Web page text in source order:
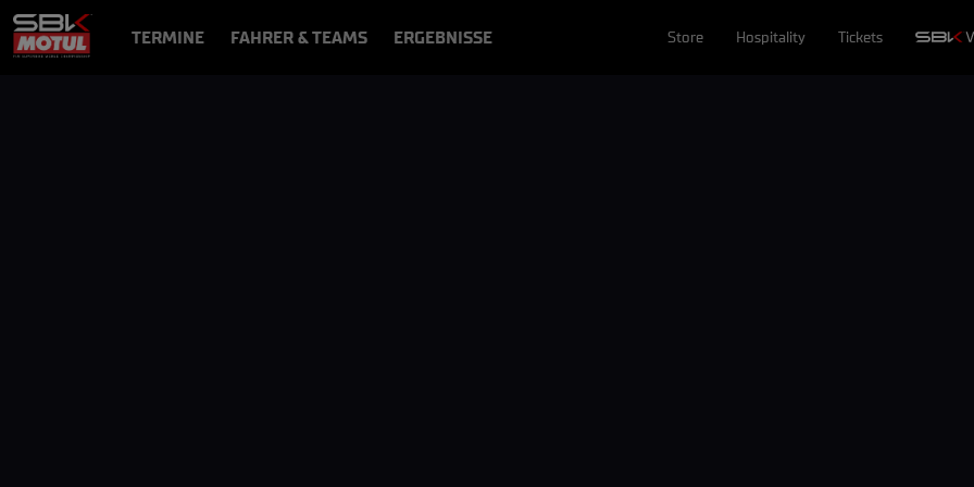
TERMINE FAHRER & TEAMS ERGEBNISSE Store Hospitality Tickets